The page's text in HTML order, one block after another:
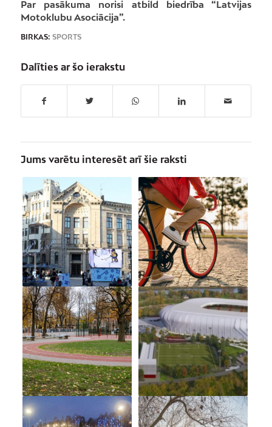
Par pasākuma norisi atbild biedrība “Latvijas
Motoklubu Asociācija”.
BIRKAS: SPORTS
Dalīties ar šo ierakstu
Jums varētu interesēt arī šie raksti